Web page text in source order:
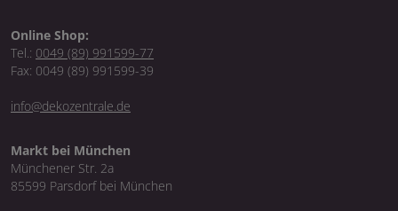
Online Shop:
Tel.: 0049 (89) 991599-77
Fax: 0049 (89) 991599-39
info@dekozentrale.de
Markt bei München
Münchener Str. 2a
85599 Parsdorf bei München